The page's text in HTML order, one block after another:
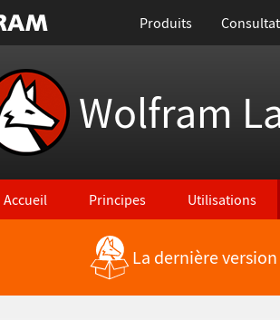
Produits
Wolfram
Accueil Principes Utilisations
Retour vers les nouvelles fonctionnalités
La dernière